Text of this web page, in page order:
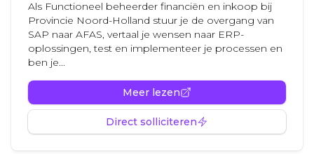
Als Functioneel beheerder financiën en inkoop bij
Provincie Noord-Holland stuur je de overgang van
SAP naar AFAS, vertaal je wensen naar ERP-
oplossingen, test en implementeer je processen en
ben je...
Meer lezen
Direct solliciteren